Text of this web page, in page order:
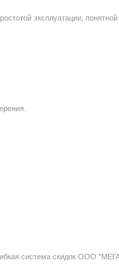
эксплуатации,
система скидок ООО